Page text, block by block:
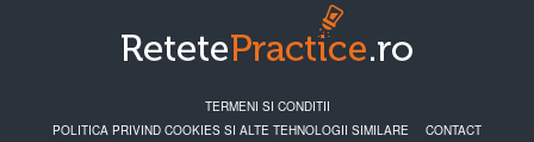
TERMENI SI CONDITII
POLITICA PRIVIND COOKIES SI ALTE TEHNOLOGII SIMILARE
CONTACT